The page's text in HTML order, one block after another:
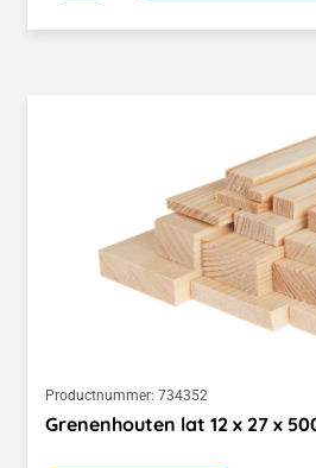
Productnummer: 734352
Grenenhouten lat 12 x 27 x